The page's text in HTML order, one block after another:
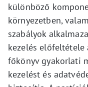
különböző
környezetben,
szabályok
kezelés előfeltétele
főkönyv gyakorlati
kezelést és